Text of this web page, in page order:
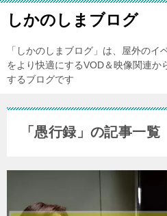
しかのしまブログ
「しかのしまブログ」は、屋外の
をより快適にするVOD＆映像関連か
するブログです
「愚行録」の記事一覧